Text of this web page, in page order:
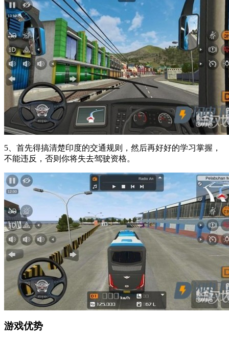
5、首先得搞清楚印度的交通规则，然后再好好的学习掌握，
不能违反，否则你将失去驾驶资格。
游戏优势